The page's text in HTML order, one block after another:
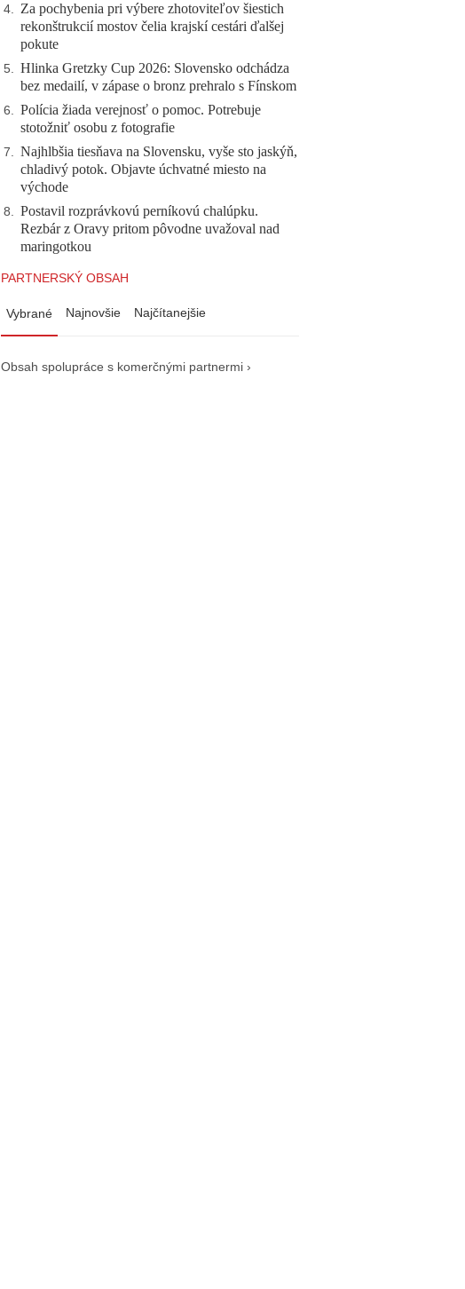
4. Za pochybenia pri výbere zhotoviteľov šiestich
rekonštrukcií mostov čelia krajskí cestári ďalšej
pokute
5. Hlinka Gretzky Cup 2026: Slovensko odchádza
bez medailí, v zápase o bronz prehralo s Fínskom
6. Polícia žiada verejnosť o pomoc. Potrebuje
stotožniť osobu z fotografie
7. Najhlbšia tiesňava na Slovensku, vyše sto jaskýň,
chladivý potok. Objavte úchvatné miesto na
východe
8. Postavil rozprávkovú perníkovú chalúpku.
Rezbár z Oravy pritom pôvodne uvažoval nad
maringotkou
PARTNERSKÝ OBSAH
Vybrané Najnovšie Najčítanejšie
Obsah spolupráce s komerčnými partnermi ›